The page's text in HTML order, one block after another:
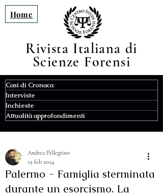
Home
Rivista Italiana di
Scienze Forensi
Casi di Cronaca
Interviste
Inchieste
Attualità approfondimenti
Palermo - Famiglia sterminata
durante un esorcismo. La
Andrea Pellegrino
19 feb 2024